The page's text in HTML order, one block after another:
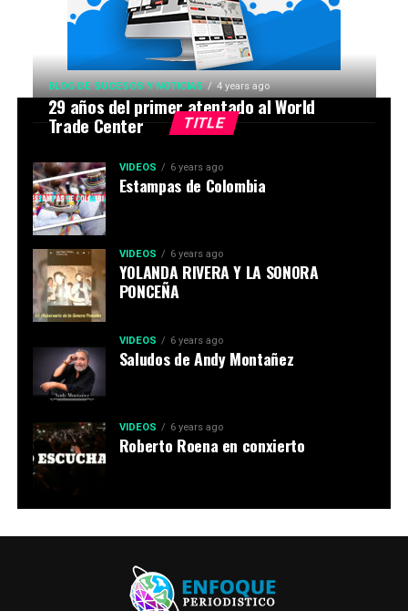
TITLE
BLOG DE SUCESOS Y NOTICIAS 4 years ago
29 años del primer atentado al World
Trade Center
VIDEOS 6 years ago
Estampas de Colombia
VIDEOS 6 years ago
YOLANDA RIVERA Y LA SONORA
PONCEÑA
VIDEOS 6 years ago
Saludos de Andy Montañez
VIDEOS 6 years ago
Roberto Roena en conxierto